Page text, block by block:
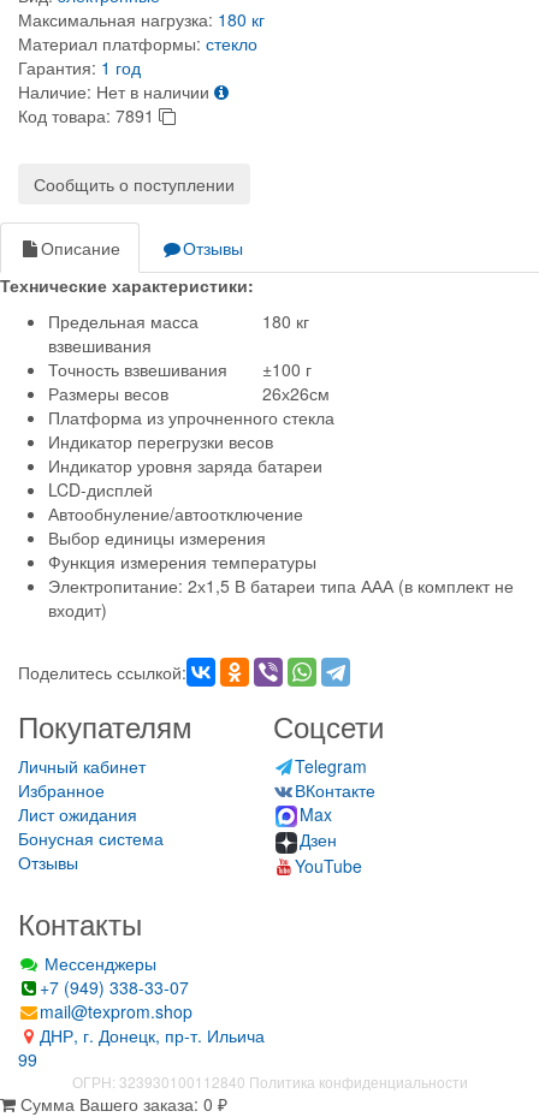
Максимальная нагрузка: 180 кг
Материал платформы: стекло
Гарантия: 1 год
Наличие: Нет в наличии
Код товара: 7891
Сообщить о поступлении
Описание
Отзывы
Технические характеристики:
Предельная масса
взвешивания
180 кг
Точность взвешивания
±100 г
Размеры весов
26х26см
Платформа из упрочненного стекла
Индикатор перегрузки весов
Индикатор уровня заряда батареи
LCD-дисплей
Автообнуление/автоотключение
Выбор единицы измерения
Функция измерения температуры
Электропитание: 2х1,5 В батареи типа ААА (в комплект не
входит)
Поделитесь ссылкой:
Покупателям
Личный кабинет
Избранное
Лист ожидания
Бонусная система
Отзывы
Соцсети
Telegram
ВКонтакте
Max
Дзен
YouTube
Контакты
Мессенджеры
+7 (949) 338-33-07
mail@texprom.shop
ДНР, г. Донецк, пр-т. Ильича
99
ОГРН: 323930100112840 Политика конфиденциальности
Сумма Вашего заказа: 0 ₽